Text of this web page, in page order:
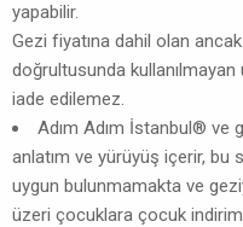
yapabilir.
Gezi fiyatına dahil olan
doğrultusunda
iade edilemez.
Adım Adım İstanbul® ve
anlatım ve yürüyüş içerir, bu
uygun bulunmamakta ve
üzeri çocuklara çocuk